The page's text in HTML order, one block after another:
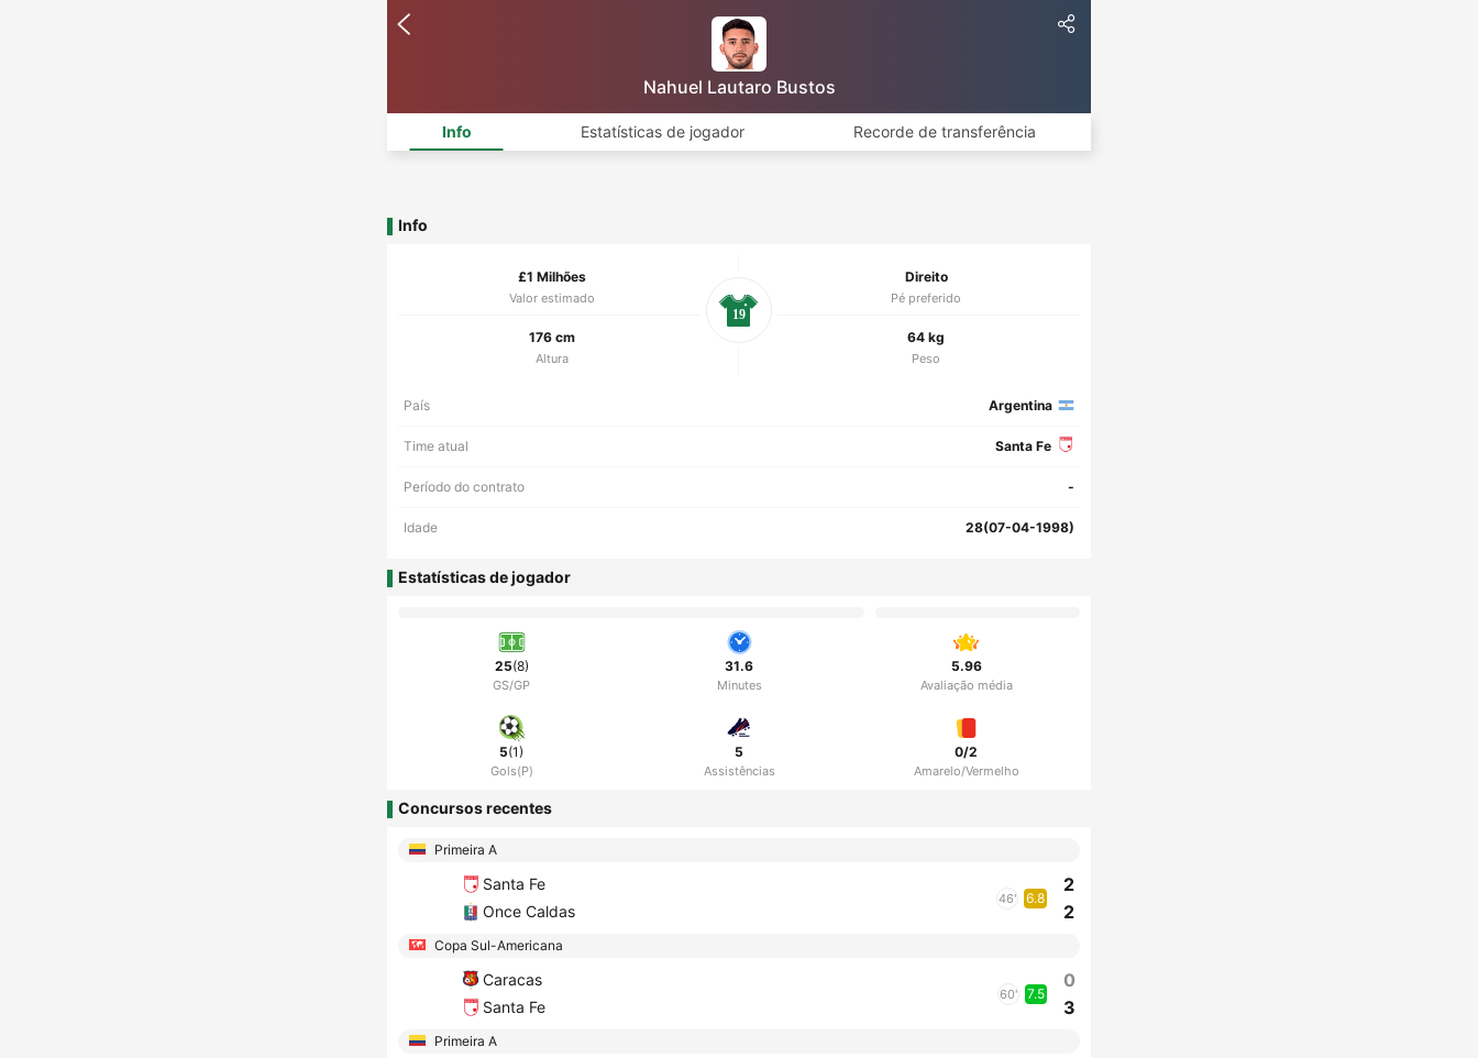
Nahuel Lautaro Bustos
Info Estatísticas de jogador Recorde de transferência
Info
£1 Milhões
Valor estimado
Direito
Pé preferido
176 cm
Altura
64 kg
Peso
19
País Argentina
Time atual Santa Fe
Período do contrato -
Idade 28(07-04-1998)
Estatísticas de jogador
25(8)
GS/GP
31.6
Minutes
5.96
Avaliação média
5(1)
Gols(P)
5
Assistências
0/2
Amarelo/Vermelho
Concursos recentes
Primeira A
Santa Fe
Once Caldas
46' 6.8
2
2
Copa Sul-Americana
Caracas
Santa Fe
60' 7.5
0
3
Primeira A